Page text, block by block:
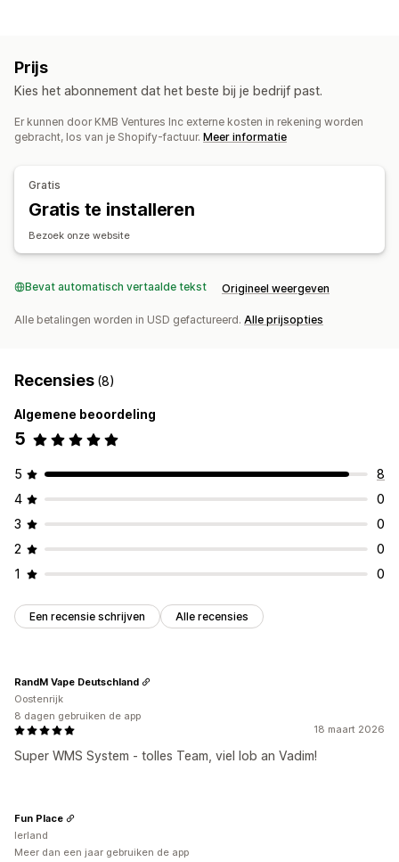
Voorraadplanning
Backorders
Retouren Verzending
Bulkverwerking
Meldingen en analytics
Meldingen bij herbevoorrading
Meldingen bij lage voorraad
Meldingen bij niet op voorraad Aangepaste rapporten
Inzichten
Analytics
Verzendlabels
Tracking bij meerdere vervoerders
Trackinggeschiedenis
Retouren
Meerdere magazijnen
Bederfelijke producten volgen
Analytics
Prijs
Kies het abonnement dat het beste bij je bedrijf past.
Er kunnen door KMB Ventures Inc externe kosten in rekening worden
gebracht, los van je Shopify-factuur. Meer informatie
Gratis
Gratis te installeren
Bezoek onze website
Bevat automatisch vertaalde tekst Origineel weergeven
Alle betalingen worden in USD gefactureerd. Alle prijsopties
Recensies (8)
Algemene beoordeling
5
5
8
4
0
3
0
2
0
1
0
Een recensie schrijven Alle recensies
18 maart 2026
Super WMS System - tolles Team, viel lob an Vadim!
RandM Vape Deutschland
Oostenrijk
8 dagen gebruiken de app
Fun Place
Ierland
Meer dan een jaar gebruiken de app